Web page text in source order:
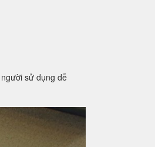
sử dụng dễ